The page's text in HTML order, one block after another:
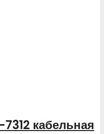
кабельная